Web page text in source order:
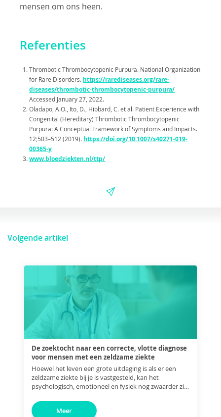
mensen om ons heen.
Referenties
Thrombotic Thrombocytopenic Purpura. National Organization
for Rare Disorders. https://rarediseases.org/rare-
diseases/thrombotic-thrombocytopenic-purpura/
Accessed January 27, 2022.
Oladapo, A.O., Ito, D., Hibbard, C. et al. Patient Experience with
Congenital (Hereditary) Thrombotic Thrombocytopenic
Purpura: A Conceptual Framework of Symptoms and Impacts.
12;503–512 (2019). https://doi.org/10.1007/s40271-019-
00365-y
www.bloedziekten.nl/ttp/
Volgende artikel
De zoektocht naar een correcte, vlotte diagnose
voor mensen met een zeldzame ziekte
Hoewel het leven een grote uitdaging is als er een
zeldzame ziekte bij je is vastgesteld, kan het
psychologisch, emotioneel en fysiek nog zwaarder zijn
Meer